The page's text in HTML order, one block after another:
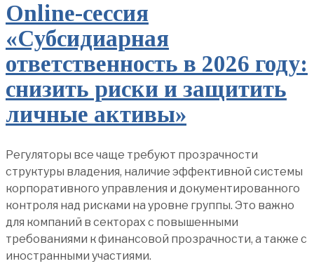
Online-сессия
«Субсидиарная
ответственность в 2026 году:
снизить риски и защитить
личные активы»
Регуляторы все чаще требуют прозрачности
структуры владения, наличие эффективной системы
корпоративного управления и документированного
контроля над рисками на уровне группы. Это важно
для компаний в секторах с повышенными
требованиями к финансовой прозрачности, а также с
иностранными участиями.